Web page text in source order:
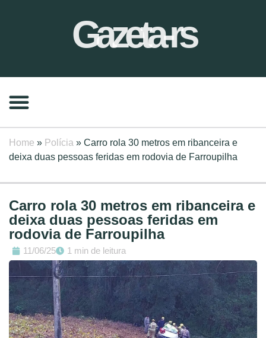
Gazeta-rs
Home » Polícia » Carro rola 30 metros em ribanceira e
deixa duas pessoas feridas em rodovia de Farroupilha
Carro rola 30 metros em ribanceira e
deixa duas pessoas feridas em
rodovia de Farroupilha
11/06/25 1 min de leitura